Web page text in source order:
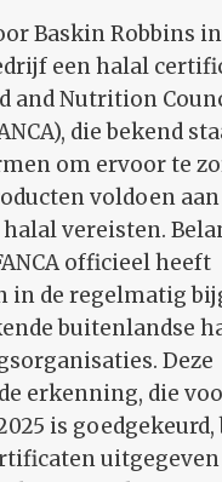
Baskin Robbins
een halal
and Nutrition
die bekend
om ervoor te
voldoen aan
vereisten.
officieel heeft
in de regelmatig
buitenlandse
Deze
erkenning, die
is